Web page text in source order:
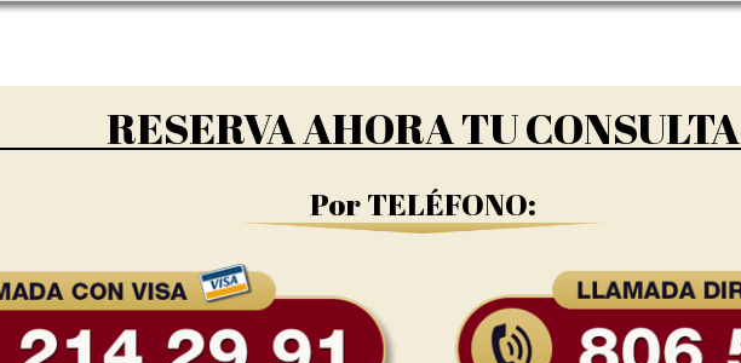
RESERVA AHORA TU CONSULTA
Por TELÉFONO: